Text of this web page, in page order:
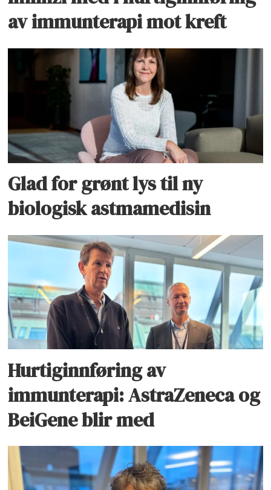
av immunterapi mot kreft
Glad for grønt lys til ny
biologisk astmamedisin
Hurtiginnføring av
immunterapi: AstraZeneca og
BeiGene blir med